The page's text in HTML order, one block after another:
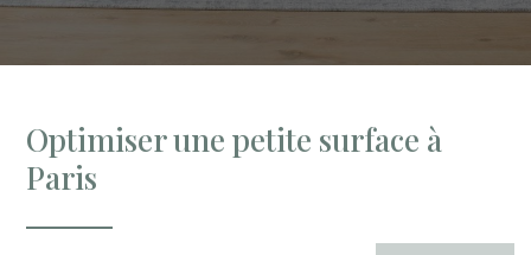
Optimiser une petite surface à
Paris